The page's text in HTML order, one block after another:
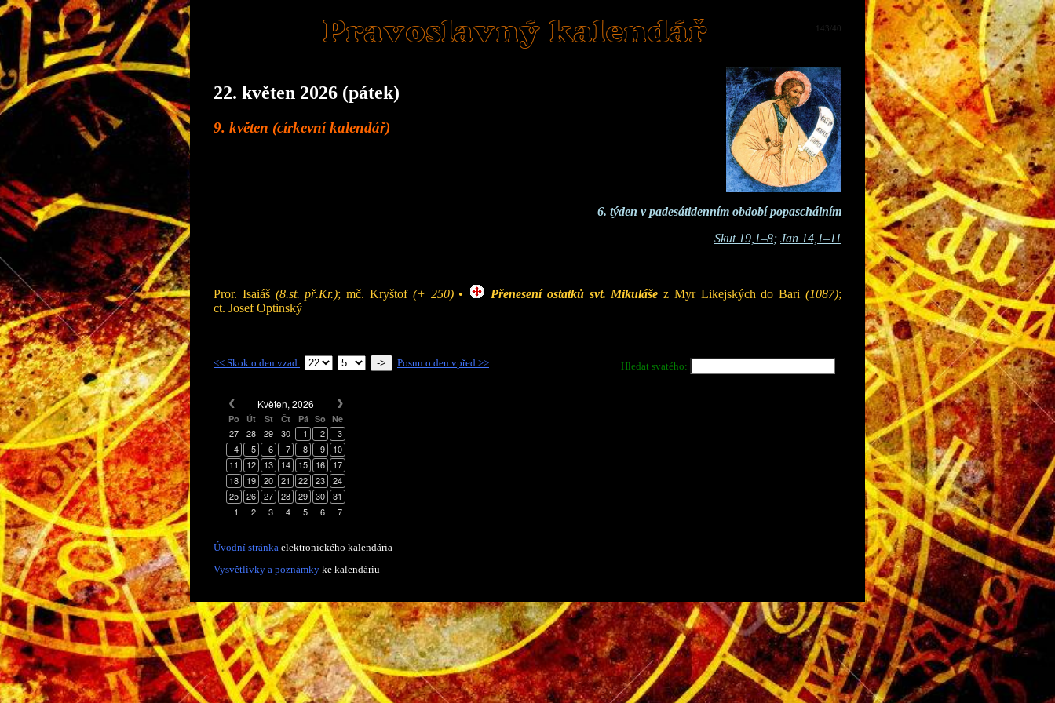
143/40
Pravoslavný kalendář
22. květen 2026 (pátek)
9. květen (církevní kalendář)
6. týden v padesátidenním období popaschálním
Skut 19,1–8; Jan 14,1–11
Pror. Isaiáš (8.st. př.Kr.); mč. Kryštof (+ 250)• Přenesení ostatků svt. Mikuláše z Myr Likejských do Bari(1087);
ct. Josef Optinský
Hledat svatého:
<< Skok o den vzad. . . Posun o den vpřed >>
Květen, 2026
Po Út St Čt Pá So Ne
27 28 29 30 1 2
3
4
5 6 7 8 9
10
11
12 13 14 15 16
17
18
19 20 21 22 23
24
25
26 27 28 29 30
31
1
2 3 4 5 6 7
Úvodní stránka elektronického kalendária
Vysvětlivky a poznámky ke kalendáriu